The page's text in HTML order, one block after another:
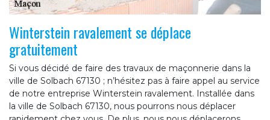
Winterstein ravalement se déplace
gratuitement
Si vous décidé de faire des travaux de maçonnerie dans la
ville de Solbach 67130 ; n’hésitez pas à faire appel au service
de notre entreprise Winterstein ravalement. Installée dans
la ville de Solbach 67130, nous pourrons nous déplacer